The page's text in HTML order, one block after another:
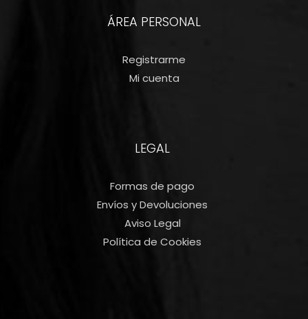
ÁREA PERSONAL
Registrarme
Mi cuenta
LEGAL
Formas de pago
Envíos y Devoluciones
Aviso Legal
Política de Cookies